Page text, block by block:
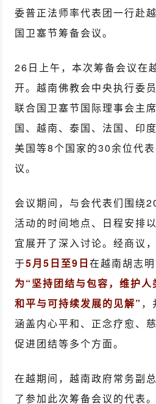
委普正法师率代表团一行赴
国卫塞节筹备会议。
26日上午，本次筹备会议在
开。越南佛教会中央执行委
联合国卫塞节国际理事会主
国、越南、泰国、法国、印
美国等8个国家的30余位代
议。
会议期间，与会代表们围绕
活动的时间地点、日程安排
宜展开了深入讨论。经商议
于5月5日至9日在越南胡志
为“坚持团结与包容，维护
和平与可持续发展的见解” ，
涵盖内心平和、正念疗愈、
促进团结等多个方面。
在越期间，越南政府常务副
了参加此次筹备会议的代表